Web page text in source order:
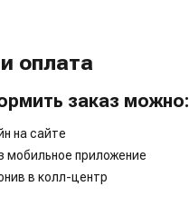
оплата
заказ можно:
на сайте
мобильное приложение
в колл-центр